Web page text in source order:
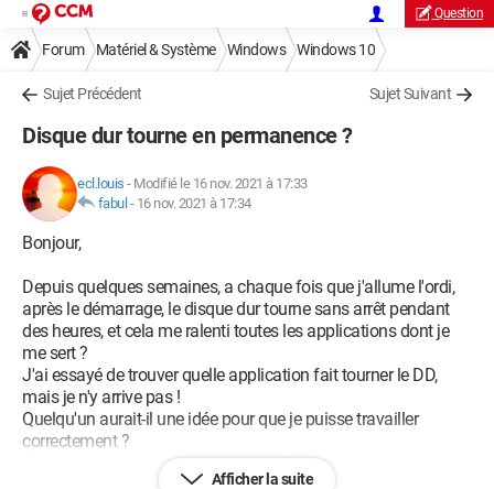
Question
Forum Matériel & Système Windows Windows 10
Sujet Précédent Sujet Suivant
Disque dur tourne en permanence ?
ecl.louis - Modifié le 16 nov. 2021 à 17:33
fabul - 16 nov. 2021 à 17:34
Bonjour,
Depuis quelques semaines, a chaque fois que j'allume l'ordi,
après le démarrage, le disque dur tourne sans arrêt pendant
des heures, et cela me ralenti toutes les applications dont je
me sert ?
J'ai essayé de trouver quelle application fait tourner le DD,
mais je n'y arrive pas !
Quelqu'un aurait-il une idée pour que je puisse travailler
correctement ?
Je vous remercie par avance pour cela .
Afficher la suite